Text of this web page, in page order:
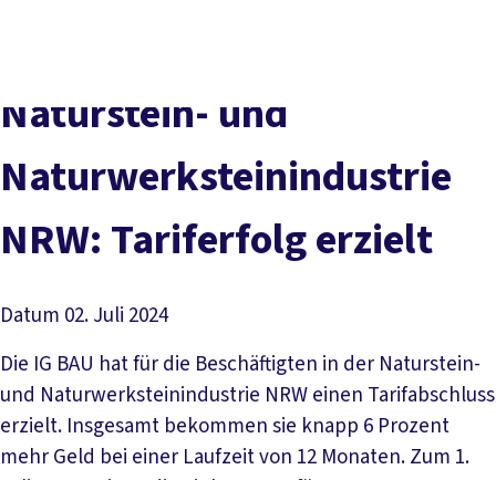
Service
Naturstein- und
Naturwerksteinindustrie
NRW: Tariferfolg erzielt
Datum 02. Juli 2024
Die IG BAU hat für die Beschäftigten in der Naturstein-
und Naturwerksteinindustrie NRW einen Tarifabschluss
erzielt. Insgesamt bekommen sie knapp 6 Prozent
mehr Geld bei einer Laufzeit von 12 Monaten. Zum 1.